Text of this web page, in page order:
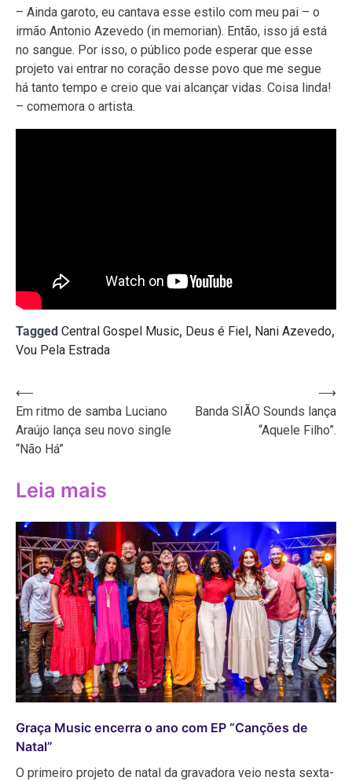
– Ainda garoto, eu cantava esse estilo com meu pai – o
irmão Antonio Azevedo (in memorian). Então, isso já está
no sangue. Por isso, o público pode esperar que esse
projeto vai entrar no coração desse povo que me segue
há tanto tempo e creio que vai alcançar vidas. Coisa linda!
– comemora o artista.
Tagged Central Gospel Music, Deus é Fiel, Nani Azevedo,
Vou Pela Estrada
Navegação
de
Post
⟵
Em ritmo de samba Luciano
Araújo lança seu novo single
“Não Há”
Banda SIÃO Sounds lança
“Aquele Filho”.
⟶
Leia mais
Graça Music encerra o ano com EP “Canções de
Natal”
O primeiro projeto de natal da gravadora veio nesta sexta-